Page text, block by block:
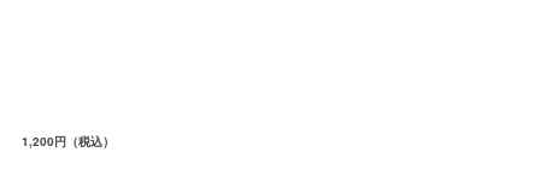
1,200円（税込）